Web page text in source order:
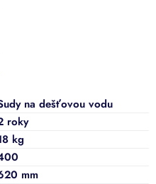
na dešťovou vodu
roky
kg
mm